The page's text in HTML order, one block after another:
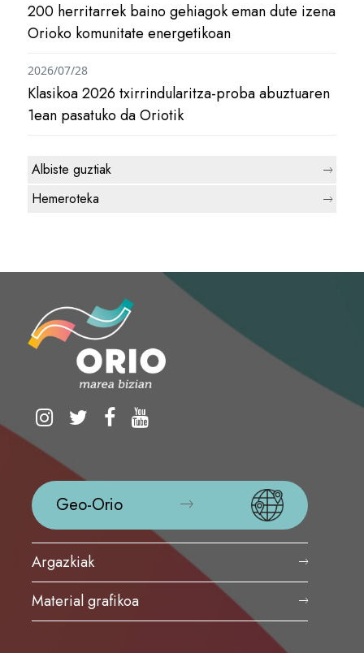
200 herritarrek baino gehiagok eman dute izena
Orioko komunitate energetikoan
Klasikoa 2026 txirrindularitza-proba abuztuaren
1ean pasatuko da Oriotik
2026/07/28
Albiste guztiak
Hemeroteka
Geo-Orio
Argazkiak
Material grafikoa